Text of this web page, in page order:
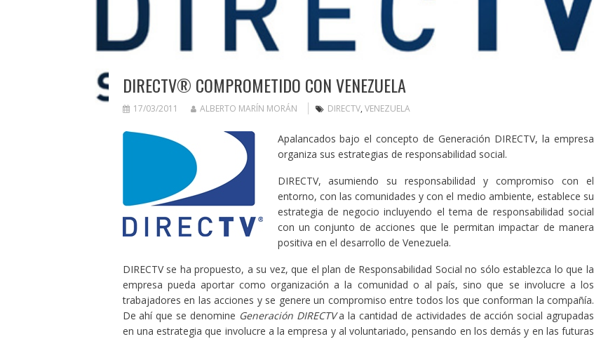
DIRECTV® COMPROMETIDO CON VENEZUELA
17/03/2011 ALBERTO MARÍN MORÁN DIRECTV, VENEZUELA
Apalancados bajo el concepto de Generación DIRECTV, la empresa
organiza sus estrategias de responsabilidad social.
DIRECTV, asumiendo su responsabilidad y compromiso con el
entorno, con las comunidades y con el medio ambiente, establece su
estrategia de negocio incluyendo el tema de responsabilidad social
con un conjunto de acciones que le permitan impactar de manera
positiva en el desarrollo de Venezuela.
DIRECTV se ha propuesto, a su vez, que el plan de Responsabilidad Social no sólo establezca lo que la
empresa pueda aportar como organización a la comunidad o al país, sino que se involucre a los
trabajadores en las acciones y se genere un compromiso entre todos los que conforman la compañía.
De ahí que se denomine Generación DIRECTVa la cantidad de actividades de acción social agrupadas
en una estrategia que involucre a la empresa y al voluntariado, pensando en los demás y en las futuras